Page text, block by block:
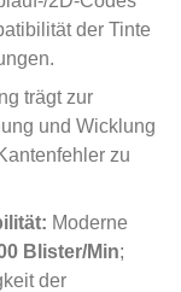
der Tinte
trägt zur
und Wicklung
zu
Moderne
Blister/Min;
der